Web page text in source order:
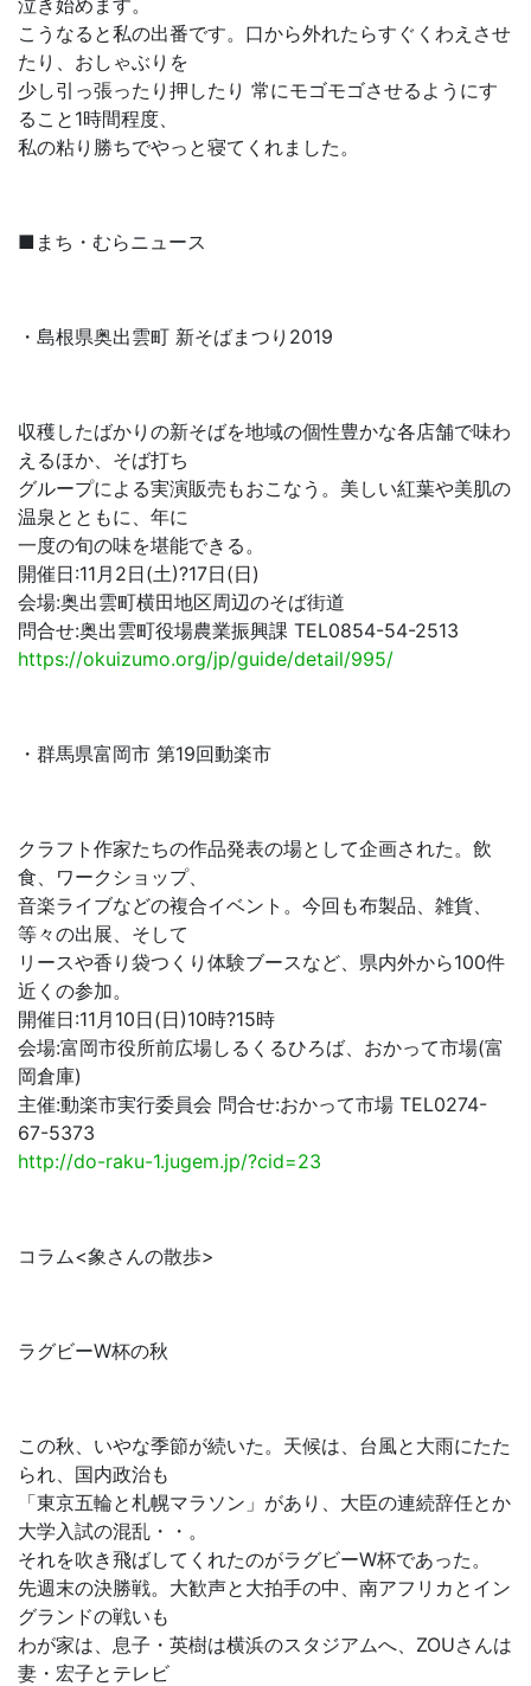
泣き始めます。
こうなると私の出番です。口から外れたらすぐくわえさせ
たり、おしゃぶりを
少し引っ張ったり押したり 常にモゴモゴさせるようにす
ること1時間程度、
私の粘り勝ちでやっと寝てくれました。
■まち・むらニュース
・島根県奥出雲町 新そばまつり2019
収穫したばかりの新そばを地域の個性豊かな各店舗で味わ
えるほか、そば打ち
グループによる実演販売もおこなう。美しい紅葉や美肌の
温泉とともに、年に
一度の旬の味を堪能できる。
開催日:11月2日(土)?17日(日)
会場:奥出雲町横田地区周辺のそば街道
問合せ:奥出雲町役場農業振興課 TEL0854-54-2513
https://okuizumo.org/jp/guide/detail/995/
・群馬県富岡市 第19回動楽市
クラフト作家たちの作品発表の場として企画された。飲
食、ワークショップ、
音楽ライブなどの複合イベント。今回も布製品、雑貨、
等々の出展、そして
リースや香り袋つくり体験ブースなど、県内外から100件
近くの参加。
開催日:11月10日(日)10時?15時
会場:富岡市役所前広場しるくるひろば、おかって市場(富
岡倉庫)
主催:動楽市実行委員会 問合せ:おかって市場 TEL0274-
67-5373
http://do-raku-1.jugem.jp/?cid=23
コラム<象さんの散歩>
ラグビーW杯の秋
この秋、いやな季節が続いた。天候は、台風と大雨にたた
られ、国内政治も
「東京五輪と札幌マラソン」があり、大臣の連続辞任とか
大学入試の混乱・・。
それを吹き飛ばしてくれたのがラグビーW杯であった。
先週末の決勝戦。大歓声と大拍手の中、南アフリカとイン
グランドの戦いも
わが家は、息子・英樹は横浜のスタジアムへ、ZOUさんは
妻・宏子とテレビ